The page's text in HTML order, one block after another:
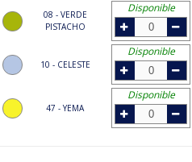
08 - VERDE
PISTACHO
10 - CELESTE
47 - YEMA
Disponible
Disponible
Disponible